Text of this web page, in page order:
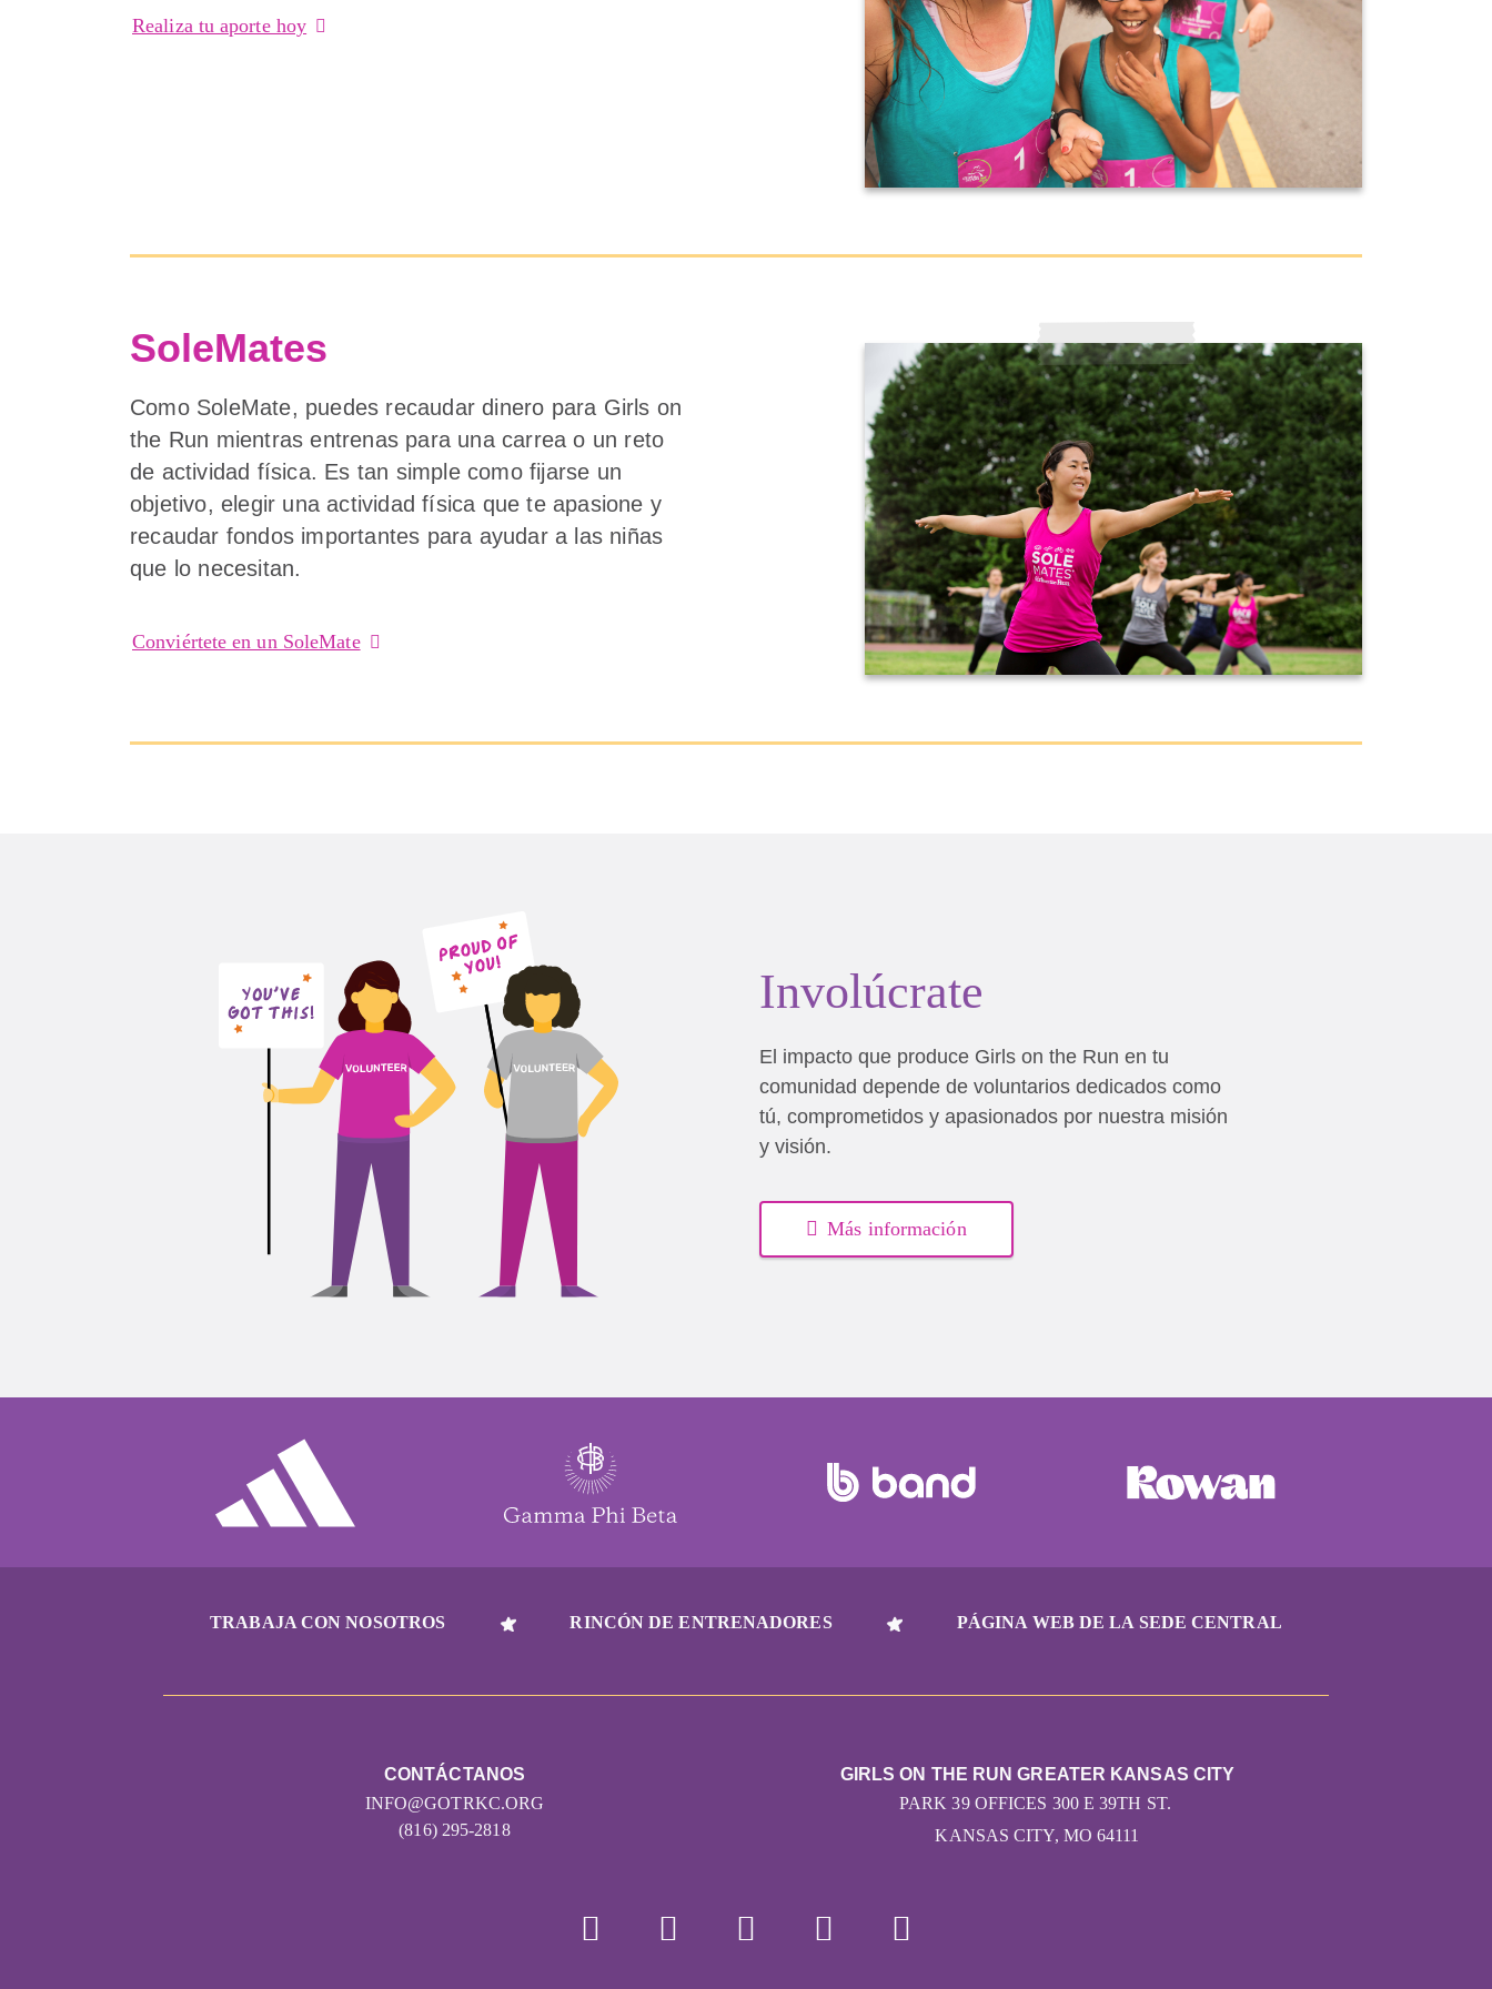
Realiza tu aporte hoy
SoleMates
Como SoleMate, puedes recaudar dinero para Girls on
the Run mientras entrenas para una carrea o un reto
de actividad física. Es tan simple como fijarse un
objetivo, elegir una actividad física que te apasione y
recaudar fondos importantes para ayudar a las niñas
que lo necesitan.
Conviértete en un SoleMate
Involúcrate
El impacto que produce Girls on the Run en tu
comunidad depende de voluntarios dedicados como
tú, comprometidos y apasionados por nuestra misión
y visión.
Más información
TRABAJA CON NOSOTROS RINCÓN DE ENTRENADORES PÁGINA WEB DE LA SEDE CENTRAL
CONTÁCTANOS
INFO@GOTRKC.ORG
(816) 295-2818
GIRLS ON THE RUN GREATER KANSAS CITY
PARK 39 OFFICES 300 E 39TH ST.
KANSAS CITY, MO 64111